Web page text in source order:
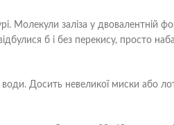
Молекули заліза у
б і без перекису, просто
Досить невеликої миски або